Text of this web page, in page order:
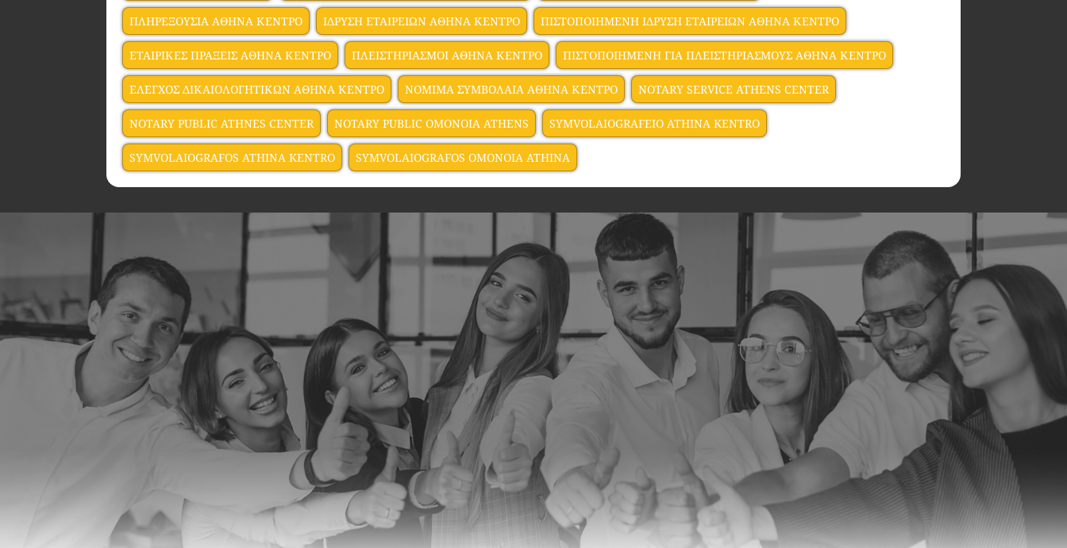
ΠΛΗΡΕΞΟΥΣΙΑ ΑΘΗΝΑ ΚΕΝΤΡΟ ΙΔΡΥΣΗ ΕΤΑΙΡΕΙΩΝ ΑΘΗΝΑ ΚΕΝΤΡΟ ΠΙΣΤΟΠΟΙΗΜΕΝΗ ΙΔΡΥΣΗ ΕΤΑΙΡΕΙΩΝ ΑΘΗΝΑ ΚΕΝΤΡΟ
ΕΤΑΙΡΙΚΕΣ ΠΡΑΞΕΙΣ ΑΘΗΝΑ ΚΕΝΤΡΟ ΠΛΕΙΣΤΗΡΙΑΣΜΟΙ ΑΘΗΝΑ ΚΕΝΤΡΟ ΠΙΣΤΟΠΟΙΗΜΕΝΗ ΓΙΑ ΠΛΕΙΣΤΗΡΙΑΣΜΟΥΣ ΑΘΗΝΑ ΚΕΝΤΡΟ
ΕΛΕΓΧΟΣ ΔΙΚΑΙΟΛΟΓΗΤΙΚΩΝ ΑΘΗΝΑ ΚΕΝΤΡΟ ΝΟΜΙΜΑ ΣΥΜΒΟΛΑΙΑ ΑΘΗΝΑ ΚΕΝΤΡΟ NOTARY SERVICE ATHENS CENTER
NOTARY PUBLIC ATHNES CENTER NOTARY PUBLIC OMONOIA ATHENS SYMVOLAIOGRAFEIO ATHINA KENTRO
SYMVOLAIOGRAFOS ATHINA KENTRO SYMVOLAIOGRAFOS OMONOIA ATHINA